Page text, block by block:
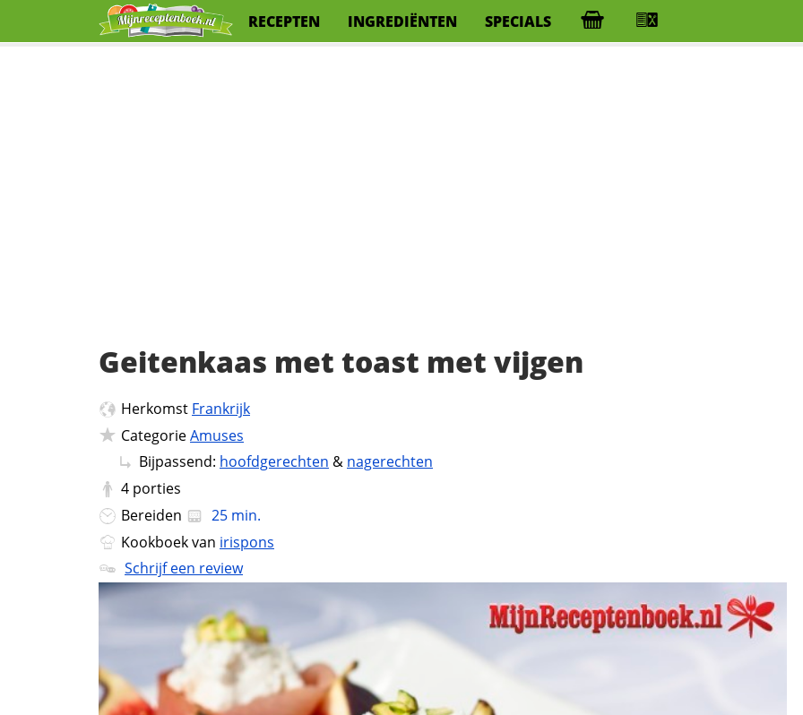
RECEPTEN INGREDIËNTEN SPECIALS
Geitenkaas met toast met vijgen
Herkomst Frankrijk
CategorieAmuses
Bijpassend: hoofdgerechten & nagerechten
4 porties
Bereiden
25 min.
Kookboek van irispons
Schrijf een review